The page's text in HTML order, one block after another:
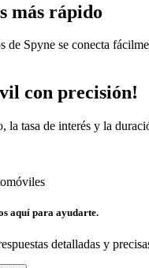
más rápido
​​de Spyne se conecta
con precisión!
la tasa de interés y la
aquí para ayudarte.
detalladas y